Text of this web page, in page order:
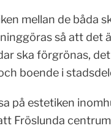
mellan de båda
så att det
ska förgrönas,
boende i
på estetiken
Fröslunda